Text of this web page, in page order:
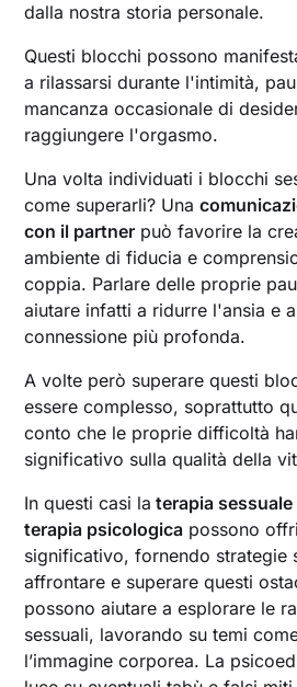
dalla nostra storia personale.
Questi blocchi possono
a rilassarsi durante l'intimità,
mancanza occasionale di
raggiungere l'orgasmo.
Una volta individuati i blocchi
come superarli? Una
con il partner può favorire la
ambiente di fiducia e
coppia. Parlare delle proprie
aiutare infatti a ridurre l'ansia e
connessione più profonda.
A volte però superare questi
essere complesso, soprattutto
conto che le proprie difficoltà
significativo sulla qualità della
In questi casi la terapia sessuale
terapia psicologica possono
significativo, fornendo strategie
affrontare e superare questi
possono aiutare a esplorare le
sessuali, lavorando su temi
l’immagine corporea. La